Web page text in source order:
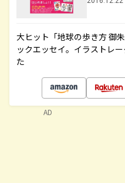
大ヒット「地球の歩き方 御
ックエッセイ。イラストレ
た
AD